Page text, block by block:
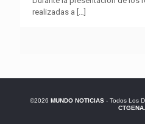
realizadas a […]
©2026 MUNDO NOTICIAS- Todos Los